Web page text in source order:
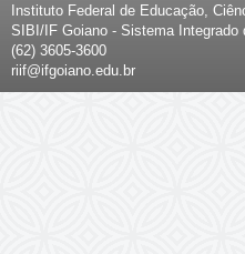
Instituto Federal de Educação,
SIBI/IF Goiano - Sistema Integrado
(62) 3605-3600
riif@ifgoiano.edu.br